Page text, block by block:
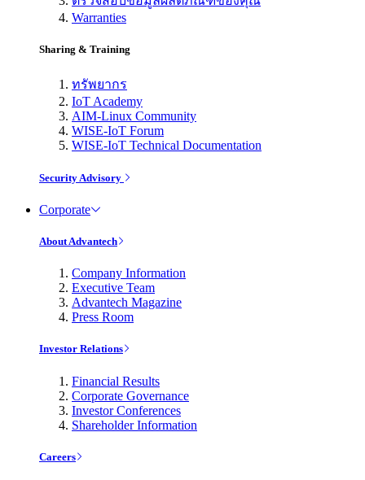
Warranties
Sharing & Training
ทรัพยากร
IoT Academy
AIM-Linux Community
WISE-IoT Forum
WISE-IoT Technical Documentation
Security Advisory
Corporate
About Advantech
Company Information
Executive Team
Advantech Magazine
Press Room
Investor Relations
Financial Results
Corporate Governance
Investor Conferences
Shareholder Information
Careers